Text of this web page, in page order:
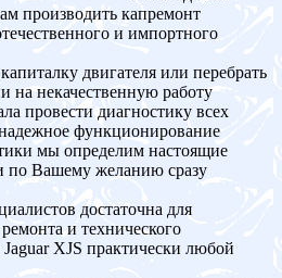
производить капремонт
и импортного
двигателя или перебрать
на некачественную работу
провести диагностику всех
функционирование
мы определим настоящие
по Вашему желанию сразу
достаточна для
и технического
XJS практически любой